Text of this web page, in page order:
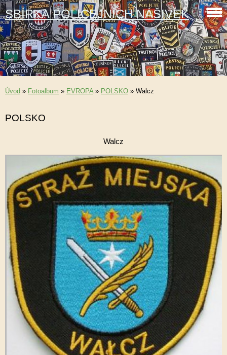
SBÍRKA POLICEJNÍCH NÁŠIVEK
Úvod » Fotoalbum » EVROPA» POLSKO » Walcz
POLSKO
Walcz